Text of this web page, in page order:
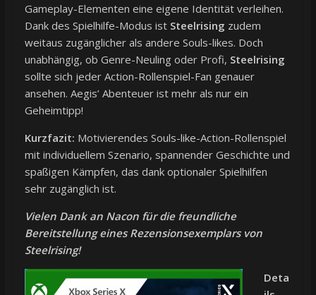
Gameplay-Elementen eine eigene Identität verleihen.
Dank des Spielhilfe-Modus ist Steelrising zudem
weitaus zugänglicher als andere Souls-likes. Doch
unabhängig, ob Genre-Neuling oder Profi, Steelrising
sollte sich jeder Action-Rollenspiel-Fan genauer
ansehen. Aegis’ Abenteuer ist mehr als nur ein
Geheimtipp!
Kurzfazit: Motivierendes Souls-like-Action-Rollenspiel
mit individuellem Szenario, spannender Geschichte und
spaßigen Kämpfen, das dank optionaler Spielhilfen
sehr zugänglich ist.
Vielen Dank an Nacon für die freundliche
Bereitstellung eines Rezensionsexemplars von
Steelrising!
Deta